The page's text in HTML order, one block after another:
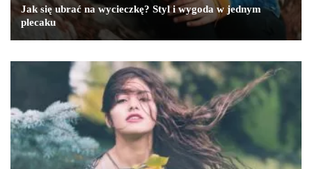
Jak się ubrać na wycieczkę? Styl i wygoda w jednym
plecaku